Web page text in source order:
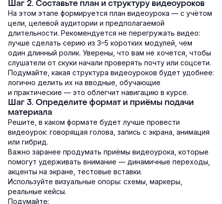
Шаг 2. Составьте план и структуру видеоуроков
На этом этапе формируется план видеоурока — с учётом
цели, целевой аудитории и предполагаемой
длительности. Рекомендуется не перегружать видео:
лучше сделать серию из 3–5 коротких модулей, чем
один длинный ролик. Уверены, что вам не хочется, чтобы
слушатели от скуки начали проверять почту или соцсети.
Подумайте, какая структура видеоуроков будет удобнее:
логично делить их на вводные, обучающие
и практические — это облегчит навигацию в курсе.
Шаг 3. Определите формат и приёмы подачи
материала
Решите, в каком формате будет лучше провести
видеоурок: говорящая голова, запись с экрана, анимация
или гибрид.
Важно заранее продумать приёмы видеоурока, которые
помогут удерживать внимание — динамичные переходы,
акценты на экране, тестовые вставки.
Используйте визуальные опоры: схемы, маркеры,
реальные кейсы.
Подумайте: